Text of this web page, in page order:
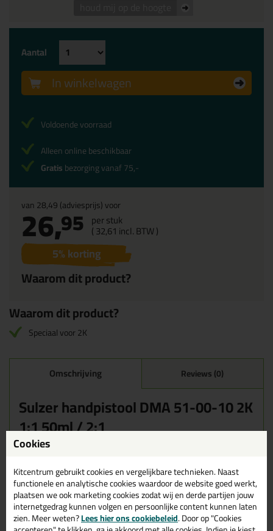
van28,49(adviesprijs) voor
26,95 per stuk
(32,61 incl. BTW )
5% korting
Waarom dit product?
Aantal
In winkelwagen
Voldoende voorraad
Alleen online beschikbaar
Gratisbezorging vanaf 75,-
Waarom dit product?
Speciaal voor 2K
Omschrijving Reviews (0)
Sulzer handpistool DMA 51-00-10 2K
1:1 50ml / 2:1
Een geweldig fijn stukje gereedschap wanneer het om 2-
in plaats van de metalen varianten geheel uit kunststof.
Zeer geschikt om 2 componenten duo kokers te verspuiten. Ideaal
om bijvoorbeeld de 2 componenten epoxy of PP en PE lijm goed
mee te kunnen verwerken.
Cookies
Kitcentrum gebruikt cookies en vergelijkbare technieken. Naast
functionele en analytische cookies waardoor de website goed werkt,
plaatsen we ook marketing cookies zodat wij en derde partijen jouw
internetgedrag kunnen volgen en persoonlijke content kunnen laten
zien. Meer weten?Lees hier ons cookiebeleid. Door op "Cookies